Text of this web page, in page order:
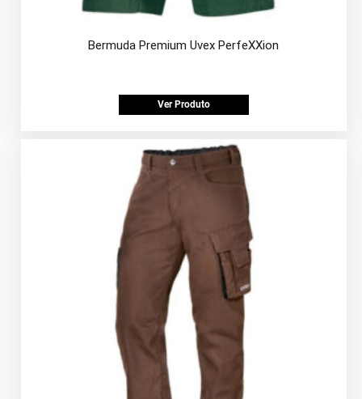
Bermuda Premium Uvex PerfeXXion
Ver Produto